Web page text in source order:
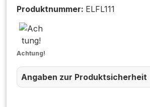
Produktnummer: ELFL111
Achtung!
Angaben zur Produktsicherheit